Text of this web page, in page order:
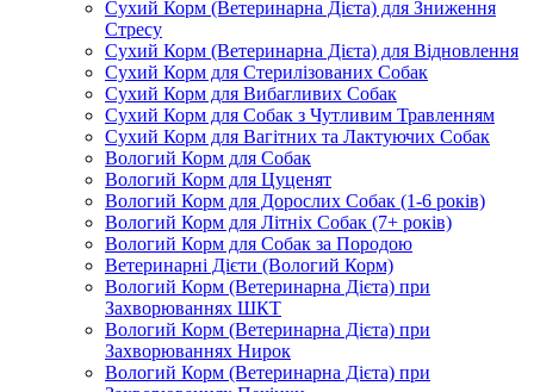
Сухий Корм (Ветеринарна Дієта) для Зниження
Стресу
Сухий Корм (Ветеринарна Дієта) для Відновлення
Сухий Корм для Стерилізованих Собак
Сухий Корм для Вибагливих Собак
Сухий Корм для Собак з Чутливим Травленням
Сухий Корм для Вагітних та Лактуючих Собак
Вологий Корм для Собак
Вологий Корм для Цуценят
Вологий Корм для Дорослих Собак (1-6 років)
Вологий Корм для Літніх Собак (7+ років)
Вологий Корм для Собак за Породою
Ветеринарні Дієти (Вологий Корм)
Вологий Корм (Ветеринарна Дієта) при
Захворюваннях ШКТ
Вологий Корм (Ветеринарна Дієта) при
Захворюваннях Нирок
Вологий Корм (Ветеринарна Дієта) при